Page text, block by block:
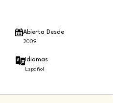
Abierta Desde
2009
Idiomas
Español